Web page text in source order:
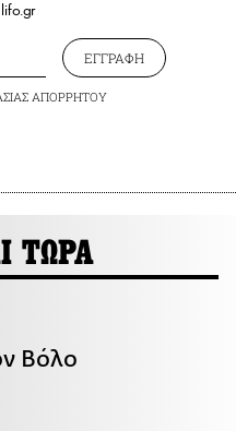
ΕΓΓΡΑΦΗ
ΑΠΟΡΡΗΤΟΥ
ΤΩΡΑ
Βόλο